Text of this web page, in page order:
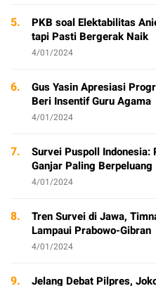
5.
PKB soal Elektabilitas
tapi Pasti Bergerak Naik
4/01/2024
6.
Gus Yasin Apresiasi
Beri Insentif Guru Agama
4/01/2024
7.
Survei Puspoll
Ganjar Paling Berpeluang
4/01/2024
8.
Tren Survei di Jawa,
Lampaui Prabowo-Gibran
4/01/2024
9.
Jelang Debat Pilpres,